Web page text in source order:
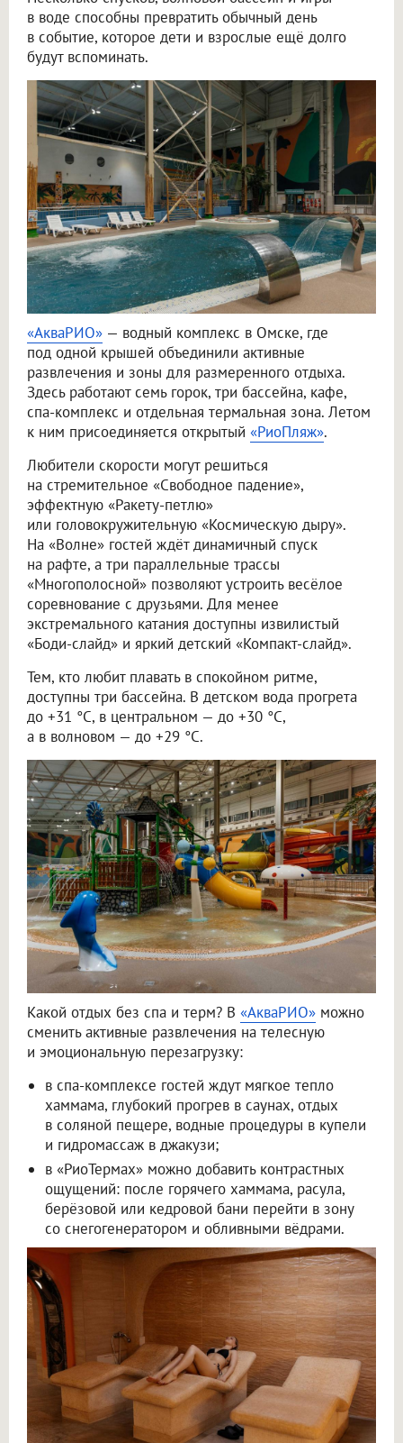
в воде способны превратить обычный день
в событие, которое дети и взрослые ещё долго
будут вспоминать.
«АкваРИО» — водный комплекс в Омске, где
под одной крышей объединили активные
развлечения и зоны для размеренного отдыха.
Здесь работают семь горок, три бассейна, кафе,
спа-комплекс и отдельная термальная зона. Летом
к ним присоединяется открытый «РиоПляж».
Любители скорости могут решиться
на стремительное «Свободное падение»,
эффектную «Ракету-петлю»
или головокружительную «Космическую дыру».
На «Волне» гостей ждёт динамичный спуск
на рафте, а три параллельные трассы
«Многополосной» позволяют устроить весёлое
соревнование с друзьями. Для менее
экстремального катания доступны извилистый
«Боди-слайд» и яркий детский «Компакт-слайд».
Тем, кто любит плавать в спокойном ритме,
доступны три бассейна. В детском вода прогрета
до +31 °C, в центральном — до +30 °C,
а в волновом — до +29 °C.
Какой отдых без спа и терм? В «АкваРИО» можно
сменить активные развлечения на телесную
и эмоциональную перезагрузку:
в спа-комплексе гостей ждут мягкое тепло
хаммама, глубокий прогрев в саунах, отдых
в соляной пещере, водные процедуры в купели
и гидромассаж в джакузи;
в «РиоТермах» можно добавить контрастных
ощущений: после горячего хаммама, расула,
берёзовой или кедровой бани перейти в зону
со снегогенератором и обливными вёдрами.